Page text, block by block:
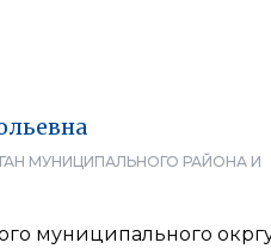
МУНИЦИПАЛЬНОГО РАЙОНА И
муниципального